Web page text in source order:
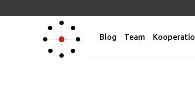
Blog Team